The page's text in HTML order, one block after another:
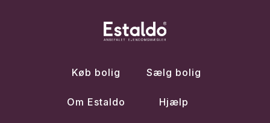
Køb bolig Sælg bolig
Om Estaldo Hjælp